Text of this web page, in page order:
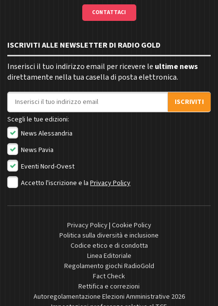
CONTATTACI
ISCRIVITI ALLE NEWSLETTER DI RADIO GOLD
Inserisci il tuo indirizzo email per ricevere le ultime news
direttamente nella tua casella di posta elettronica.
Indirizzo email
ISCRIVITI
Scegli le tue edizioni:
News Alessandria
News Pavia
Eventi Nord-Ovest
Accetto l'iscrizione e la Privacy Policy
Privacy Policy| Cookie Policy
Politica sulla diversità e inclusione
Codice etico e di condotta
Linea Editoriale
Regolamento giochi RadioGold
Fact Check
Rettifica e correzioni
Autoregolamentazione Elezioni Amministrative 2026